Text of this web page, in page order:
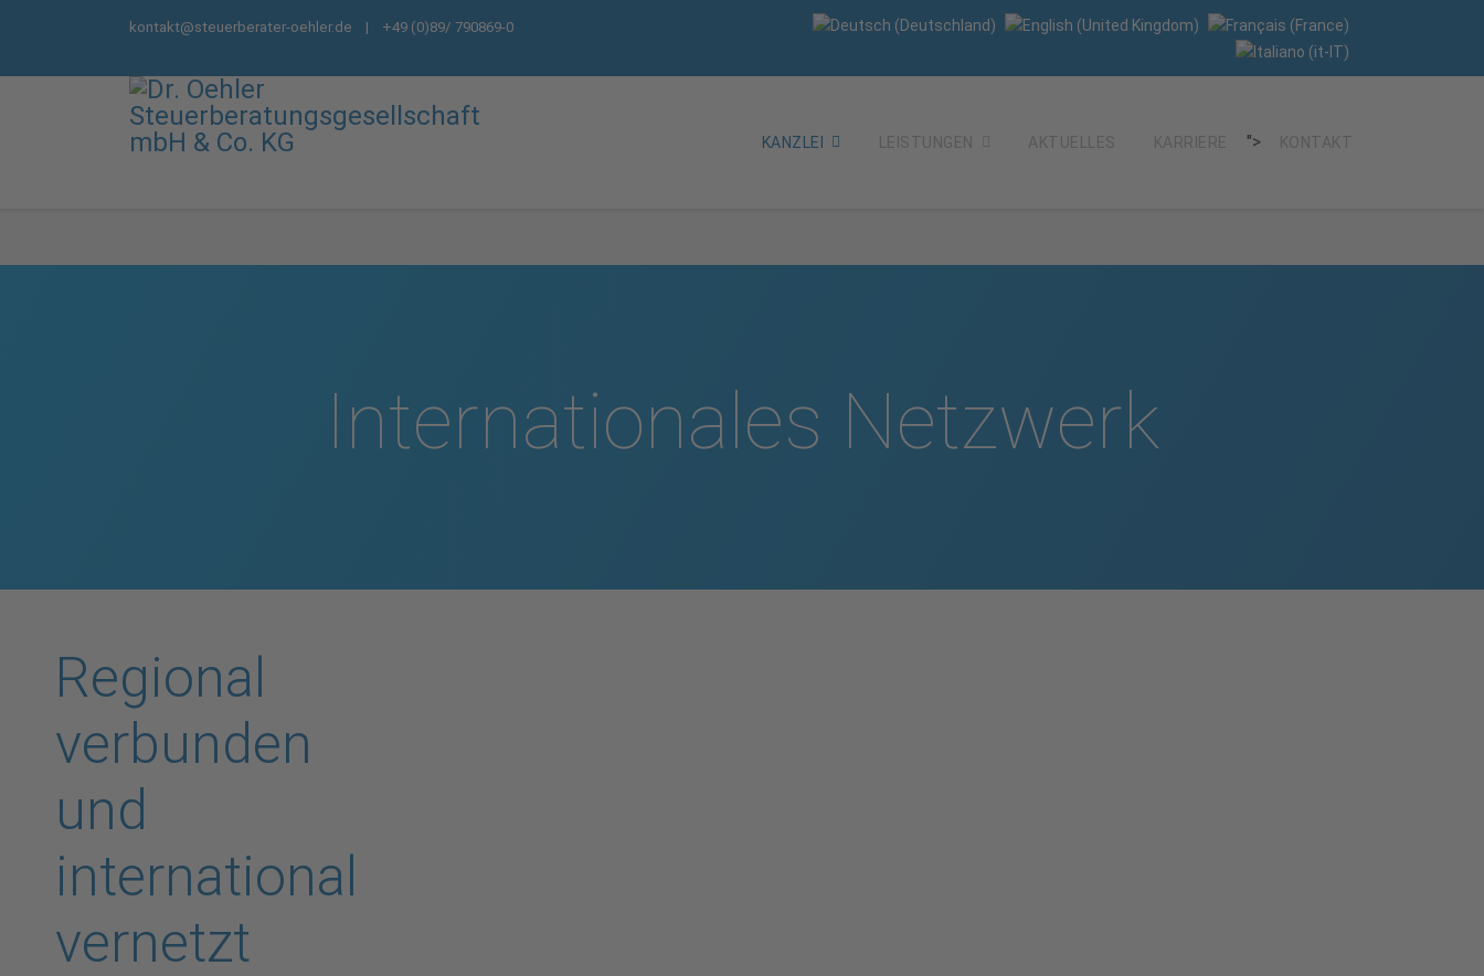
kontakt@steuerberater-oehler.de | +49 (0)89/ 790869-0
KANZLEI LEISTUNGEN AKTUELLES KARRIERE "> KONTAKT
Inter­nationales Netzwerk
Regional
verbunden
und
international
vernetzt